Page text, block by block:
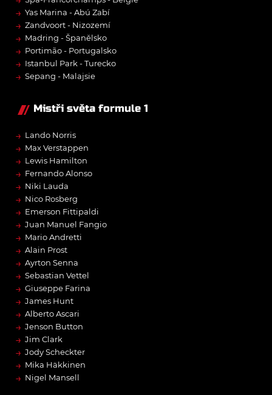
→ Yas Marina - Abú Zabí
→ Zandvoort - Nizozemí
→ Madring - Španělsko
→ Portimão - Portugalsko
→ Istanbul Park - Turecko
→ Sepang - Malajsie
Mistři světa formule 1
→ Lando Norris
→ Max Verstappen
→ Lewis Hamilton
→ Fernando Alonso
→ Niki Lauda
→ Nico Rosberg
→ Emerson Fittipaldi
→ Juan Manuel Fangio
→ Mario Andretti
→ Alain Prost
→ Ayrton Senna
→ Sebastian Vettel
→ Giuseppe Farina
→ James Hunt
→ Alberto Ascari
→ Jenson Button
→ Jim Clark
→ Jody Scheckter
→ Mika Häkkinen
→ Nigel Mansell